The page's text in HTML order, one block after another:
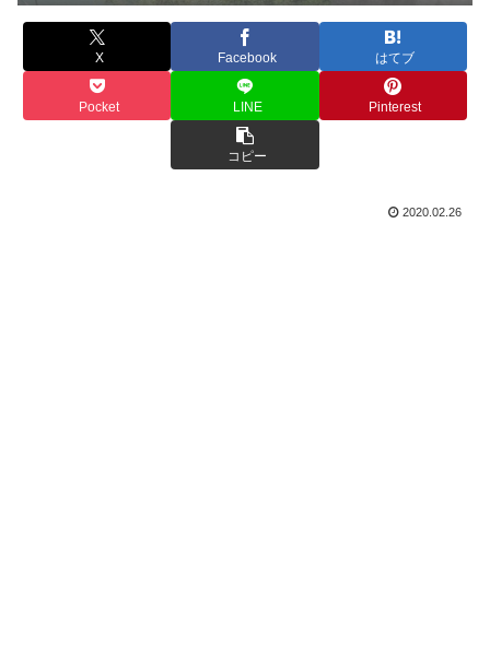
X Facebook はてブ
Pocket LINE Pinterest
コピー
2020.02.26